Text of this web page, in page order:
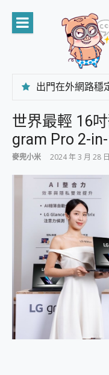
content
世界最輕 16
gram Pro 2-
麥兜小米 2024 年 3 月 28 日